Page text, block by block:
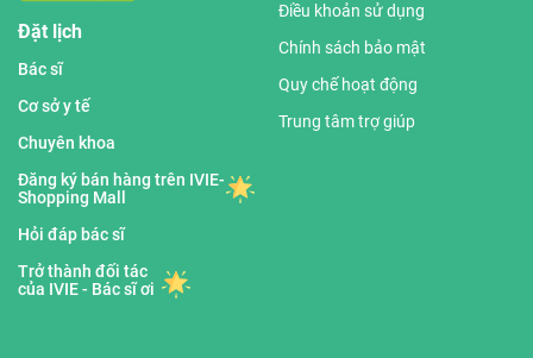
Đặt lịch
Bác sĩ
Cơ sở y tế
Chuyên khoa
Đăng ký bán hàng trên IVIE-
Shopping Mall
Hỏi đáp bác sĩ
Trở thành đối tác
của IVIE - Bác sĩ ơi
Điều khoản sử dụng
Chính sách bảo mật
Quy chế hoạt động
Trung tâm trợ giúp